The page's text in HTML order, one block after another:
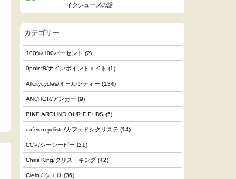
イクシューズの話
カテゴリー
100%/100パーセント (2)
9point8/ナインポイントエイト (1)
Allcitycycles/オールシティー (134)
ANCHOR/アンカー (9)
BIKE AROUND OUR FIELDS (5)
cafeducycliste/カフェドシクリステ (14)
CCP/シーシーピー (21)
Chris King/クリス・キング (42)
Cielo / シエロ (36)